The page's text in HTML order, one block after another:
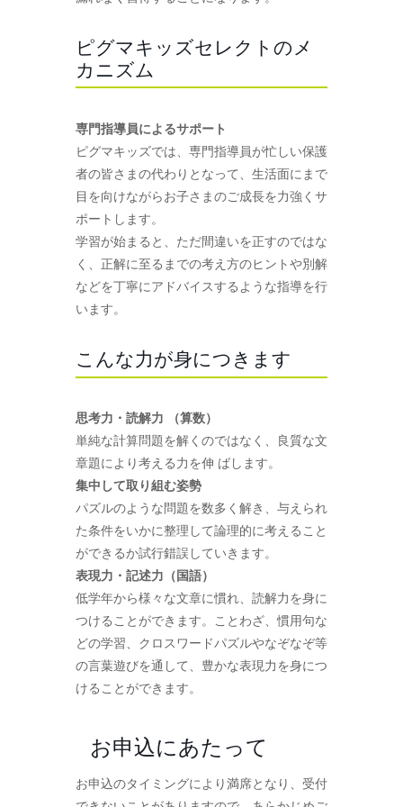
ピグマキッズセレクトのメ
カニズム
専門指導員によるサポート
ピグマキッズでは、専門指導員が忙しい保護
者の皆さまの代わりとなって、生活面にまで
目を向けながらお子さまのご成長を力強くサ
ポートします。
学習が始まると、ただ間違いを正すのではな
く、正解に至るまでの考え方のヒントや別解
などを丁寧にアドバイスするような指導を行
います。
こんな力が身につきます
思考力・読解力 （算数）
単純な計算問題を解くのではなく、良質な文
章題により考える力を伸 ばします。
集中して取り組む姿勢
パズルのような問題を数多く解き、与えられ
た条件をいかに整理して論理的に考えること
ができるか試行錯誤していきます。
表現力・記述力（国語）
低学年から様々な文章に慣れ、読解力を身に
つけることができます。ことわざ、慣用句な
どの学習、クロスワードパズルやなぞなぞ等
の言葉遊びを通して、豊かな表現力を身につ
けることができます。
お申込にあたって
お申込のタイミングにより満席となり、受付